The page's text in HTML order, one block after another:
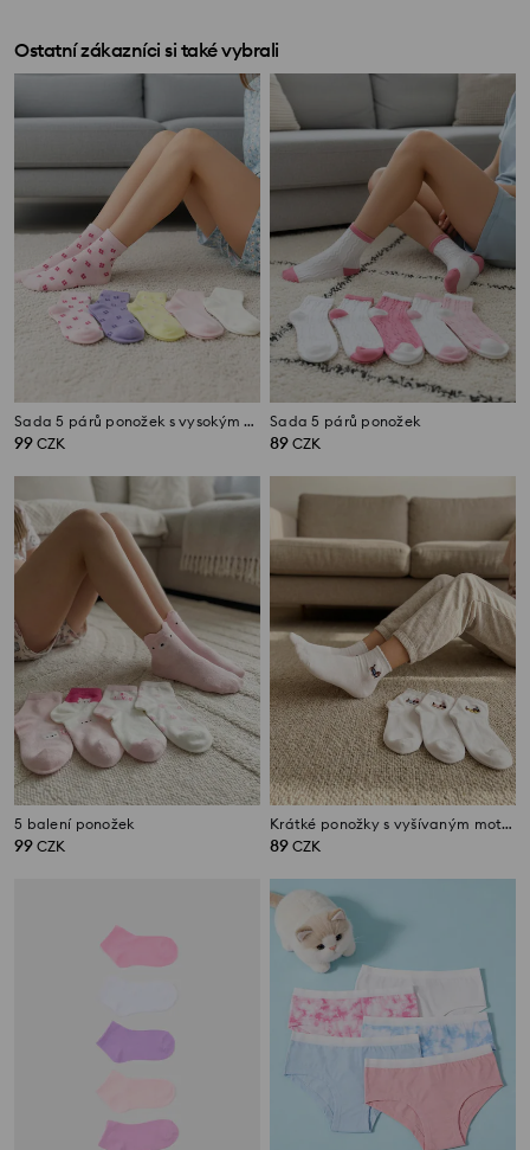
Ostatní zákazníci si také vybrali
Sada 5 párů ponožek s vysokým podílem bavlny
99 CZK
Sada 5 párů ponožek
89 CZK
5 balení ponožek
99 CZK
Krátké ponožky s vyšívaným motivem narozeninových jezevčíků 4 pack
89 CZK